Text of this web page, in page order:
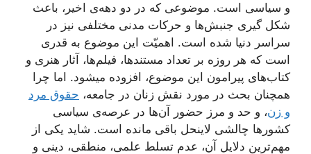
و سیاسی است. موضوعی که در دو دهه‌ی اخیر، باعث
شکل گیری جنبش‌ها و حرکات مدنی مختلفی نیز در
سراسر دنیا شده است. اهمیّت این موضوع به قدری
است که هر روزه بر تعداد مستندها، فیلم‌ها، آثار هنری و
کتاب‌های پیرامون این موضوع، افزوده میشود. اما چرا
همچنان بحث در مورد نقش زنان در جامعه،حقوق مرد
و زن، و حد و مرز حضور آن‌ها در عرصه‌ی سیاسی
کشورها چالشی لاینحل باقی مانده است. شاید یکی از
مهم‌ترین دلایل آن، عدم تسلط علمی، منطقی، دینی و